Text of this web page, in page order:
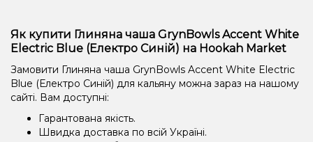
Як купити Глиняна чаша GrynBowls Accent White
Electric Blue (Електро Синій) на Hookah Market
Замовити Глиняна чаша GrynBowls Accent White Electric
Blue (Електро Синій) для кальяну можна зараз на нашому
сайті. Вам доступні:
Гарантована якість.
Швидка доставка по всій Україні.